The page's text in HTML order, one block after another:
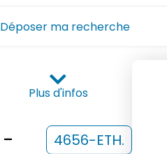
Déposer ma recherche
Plus d'infos
4656-ETH.